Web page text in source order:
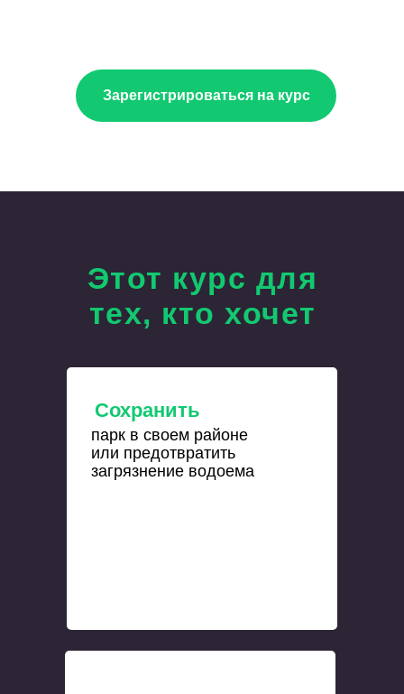
Зарегистрироваться на курс
Этот курс для
тех, кто хочет
парк в своем районе
или предотвратить
загрязнение водоема
Сохранить